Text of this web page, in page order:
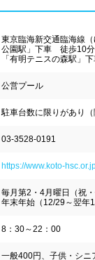
東京臨海新交通臨海線
公園駅」下車 徒歩10分
「有明テニスの森駅」
公営プール
駐車台数に限りがあり（
03-3528-0191
https://www.koto-
毎月第2・4月曜日（祝
年末年始（12/29～翌年1/
8：30～22：00
一般400円、子供・シニ
富山県
東海
近畿
ス
学校
採
シ